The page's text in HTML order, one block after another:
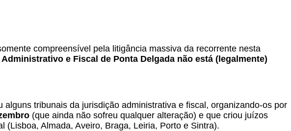
compreensível pela litigância massiva da recorrente nesta
e Fiscal de Ponta Delgada não está (legalmente)
tribunais da jurisdição administrativa e fiscal, organizando-os por
(que ainda não sofreu qualquer alteração) e que criou juízos
(Lisboa, Almada, Aveiro, Braga, Leiria, Porto e Sintra).